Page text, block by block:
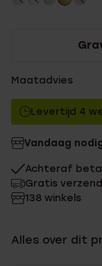
Maatadvies
Levertijd 4
Vandaag
Achteraf
Gratis
138 winkels
Alles over dit